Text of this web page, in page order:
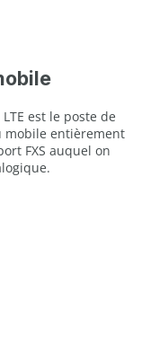
est le poste de
mobile entièrement
FXS auquel on